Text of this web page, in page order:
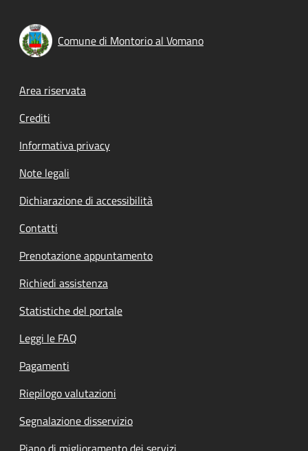
Comune di Montorio al Vomano
Footer menu
Area riservata
Crediti
Informativa privacy
Note legali
Dichiarazione di accessibilità
Contatti
Prenotazione appuntamento
Richiedi assistenza
Statistiche del portale
Leggi le FAQ
Pagamenti
Riepilogo valutazioni
Segnalazione disservizio